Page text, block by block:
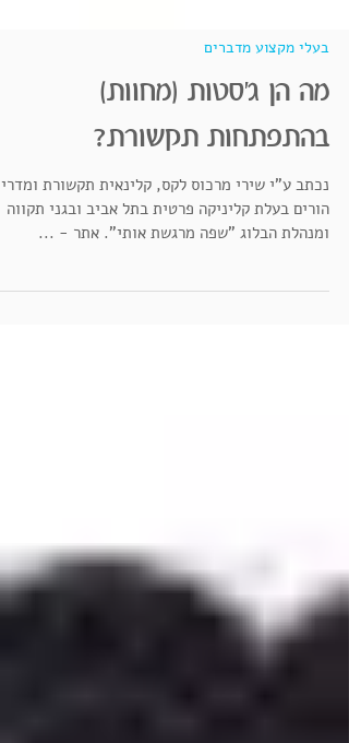
בעלי מקצוע מדברים
מה הן ג'סטות (מחוות)
בהתפתחות תקשורת?
נכתב ע"י שירי מרכוס לקס, קלינאית תקשורת
ומנהלת הבלוג "שפה מרגשת אותי". אתר - ...